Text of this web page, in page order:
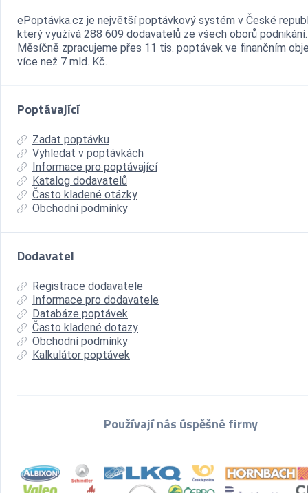
ePoptávka.cz je největší poptávkový systém v České
který využívá 288 609 dodavatelů ze všech oborů podnikání.
Měsíčně zpracujeme přes 11 tis. poptávek ve finančním
více než 7 mld. Kč.
Poptávající
Zadat poptávku
Vyhledat v poptávkách
Informace pro poptávající
Katalog dodavatelů
Často kladené otázky
Obchodní podmínky
Dodavatel
Registrace dodavatele
Informace pro dodavatele
Databáze poptávek
Často kladené dotazy
Obchodní podmínky
Kalkulátor poptávek
Používají nás úspěšné firmy